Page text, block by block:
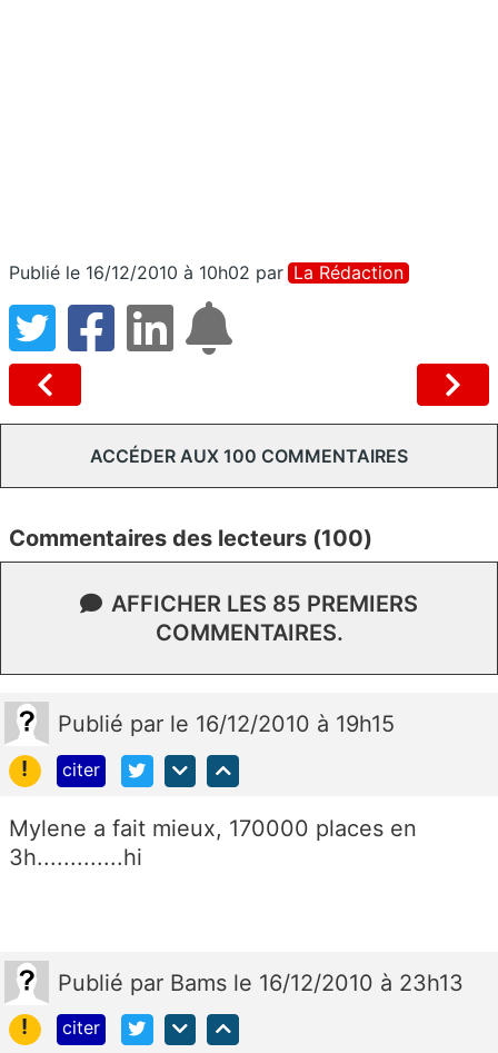
Publié le 16/12/2010 à 10h02 par La Rédaction
ACCÉDER AUX 100 COMMENTAIRES
Commentaires des lecteurs (100)
AFFICHER LES 85 PREMIERS
COMMENTAIRES.
Publié par le 16/12/2010 à 19h15
!
citer
Mylene a fait mieux, 170000 places en
3h.............hi
Publié par Bams le 16/12/2010 à 23h13
!
citer